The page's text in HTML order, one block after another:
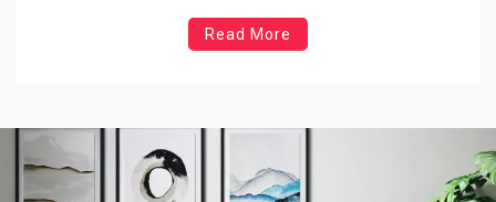
gewährt, um die User Know-how zu perfektionieren. Um
mit der Erstellung Ihrer Internetseite zu beginnen,
Read More